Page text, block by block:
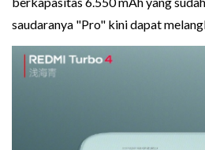
saudaranya "Pro" kini dapat